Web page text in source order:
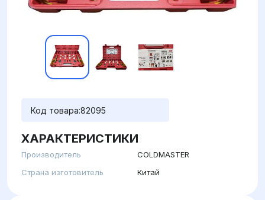
Код товара:82095
ХАРАКТЕРИСТИКИ
Производитель
COLDMASTER
Страна изготовитель
Китай